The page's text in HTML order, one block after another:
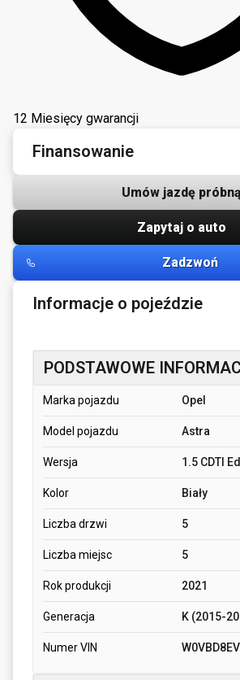
12 Miesięcy gwarancji
Finansowanie
Umów jazdę próbną
Zapytaj o auto
Zadzwoń
Informacje o pojeździe
PODSTAWOWE
Marka pojazdu Opel
Model pojazdu Astra
Wersja 1.5 CDTI
Kolor Biały
Liczba drzwi 5
Liczba miejsc 5
Rok produkcji 2021
Generacja K (2015-
Numer VIN